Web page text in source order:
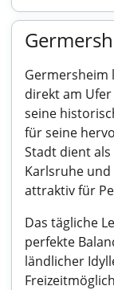
Germersheim
direkt am
seine
für seine
Stadt dient
Karlsruhe und
attraktiv für
Das tägliche
perfekte
ländlicher